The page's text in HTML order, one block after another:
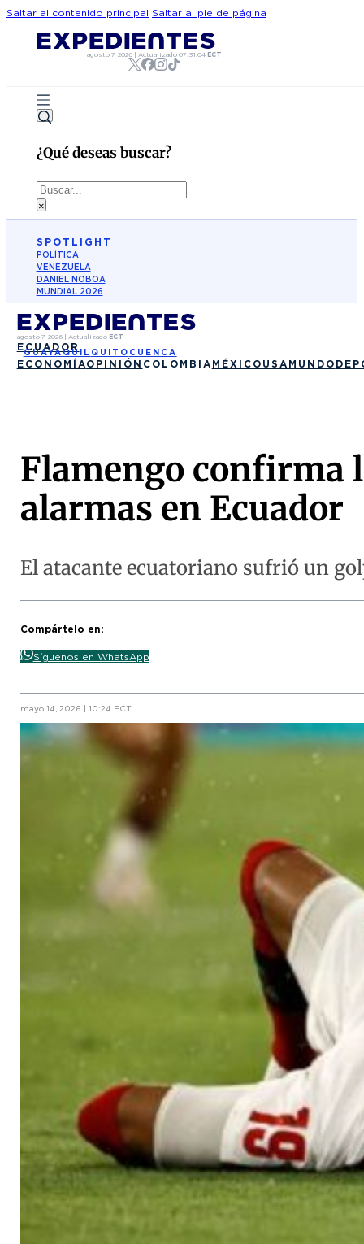
Saltar al contenido principal Saltar al pie de página
agosto 7, 2026 |Actualizado07:31:04 ECT
¿Qué deseas buscar?
Buscar
×
SPOTLIGHT
POLÍTICA
VENEZUELA
DANIEL NOBOA
MUNDIAL 2026
agosto 7, 2026| Actualizado ECT
ECUADOR
GUAYAQUIL QUITO CUENCA
ECONOMÍAOPINIÓN COLOMBIA MÉXICO USA MUNDO
Flamengo confirma
alarmas en Ecuador
El atacante ecuatoriano sufrió un
Compártelo en:
Síguenos en WhatsApp
mayo 14, 2026 | 10:24 ECT